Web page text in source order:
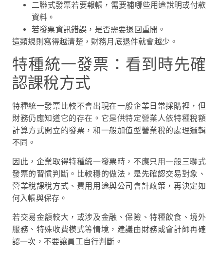
二聯式發票若要報帳，需要補哪些用途說明或付款
資料。
若發票資訊錯誤，是否需要退回重開。
這類規則寫得越清楚，財務月底退件就會越少。
特種統一發票：看到時先確
認課稅方式
特種統一發票比較不會出現在一般企業日常採購裡，但
財務仍應知道它的存在。它是供特定營業人依特種稅額
計算方式開立的發票，和一般加值型營業稅的處理邏輯
不同。
因此，企業取得特種統一發票時，不應只用一般三聯式
發票的習慣判斷。比較穩的做法，是先確認交易對象、
營業稅課稅方式、費用用途與公司會計政策，再決定如
何入帳與保存。
若交易金額較大，或涉及金融、保險、特種飲食、境外
服務、特殊收費模式等情境，建議由財務或會計師再確
認一次，不要讓員工自行判斷。